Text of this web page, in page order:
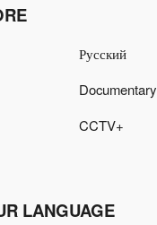
Русский
Documentary
CCTV+
LANGUAGE